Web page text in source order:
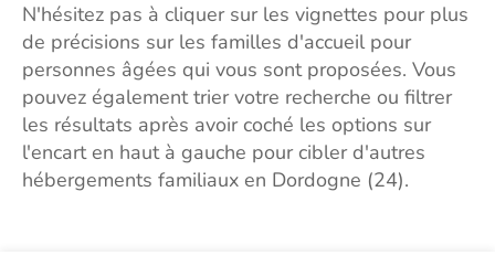
N'hésitez pas à cliquer sur les vignettes pour plus
de précisions sur les familles d'accueil pour
personnes âgées qui vous sont proposées. Vous
pouvez également trier votre recherche ou filtrer
les résultats après avoir coché les options sur
l'encart en haut à gauche pour cibler d'autres
hébergements familiaux en Dordogne (24).